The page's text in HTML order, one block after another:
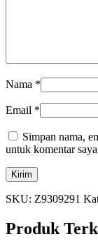
Nama *
Email *
Simpan nama,
untuk komentar
SKU: Z9309291
Produk